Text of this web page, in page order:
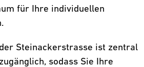
für Ihre individuellen
Steinackerstrasse ist zentral
sodass Sie Ihre